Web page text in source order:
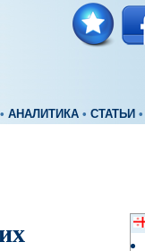
• АНАЛИТИКА • СТАТЬИ •